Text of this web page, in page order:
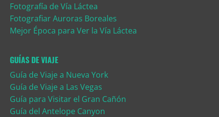
Fotografía de Vía Láctea
Fotografiar Auroras Boreales
Mejor Época para Ver la Vía Láctea
GUÍAS DE VIAJE
Guía de Viaje a Nueva York
Guía de Viaje a Las Vegas
Guía para Visitar el Gran Cañón
Guía del Antelope Canyon